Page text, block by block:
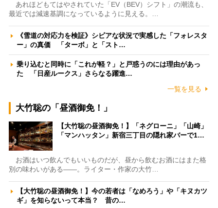
あれほどもてはやされていた「EV（BEV）シフト」の潮流も、
最近では減速基調になっているように見える。…
《雪道の対応力を検証》シビアな状況で実感した「フォレスタ
ー」の真価 「ターボ」と「スト…
乗り込むと同時に「これが軽？」と戸惑うのには理由があっ
た 「日産ルークス」さらなる躍進…
一覧を見る
大竹聡の「昼酒御免！」
【大竹聡の昼酒御免！】「ネグローニ」「山崎」
「マンハッタン」新宿三丁目の隠れ家バーで1…
お酒はいつ飲んでもいいものだが、昼から飲むお酒にはまた格
別の味わいがある――。ライター・作家の大竹…
【大竹聡の昼酒御免！】今の若者は「なめろう」や「キヌカツ
ギ」を知らないって本当？ 昔の…